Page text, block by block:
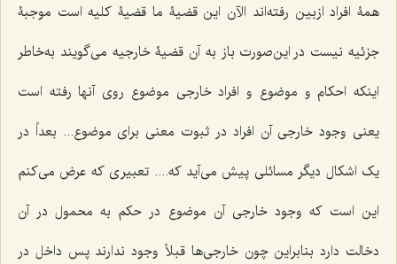
همۀ افراد ازبین رفته‌اند الآن این قضیۀ ما قضیۀ کلیه است موجبۀ
جزئیه نیست در این‌صورت باز به آن قضیۀ خارجیه می‌گویند به‌خاطر
اینکه احکام و موضوع و افراد خارجی موضوع روی آنها رفته است
یعنی وجود خارجی آن افراد در ثبوت معنی برای موضوع... بعداً در
یک اشکال دیگر مسائلی پیش می‌آید که.... تعبیری که عرض می‌کنم
این است که وجود خارجی آن موضوع در حکم به محمول در آن
دخالت دارد بنابراین چون خارجی‌ها قبلاً وجود ندارند پس داخل در